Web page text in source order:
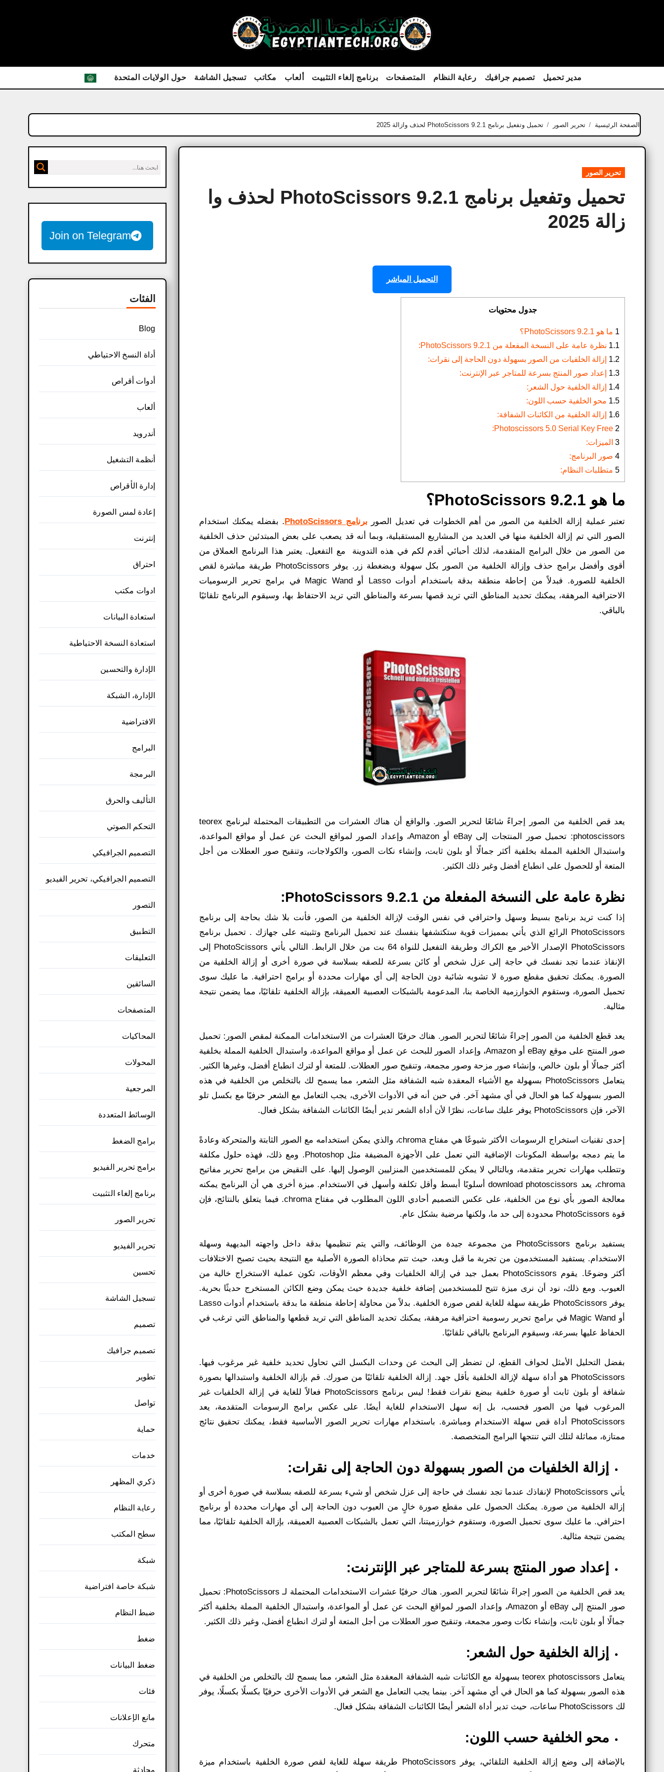
مدير تحميل تصميم جرافيك رعاية النظام المتصفحات برنامج إلغاء التثبيت ألعاب مكاتب تسجيل الشاشة حول الولايات المتحدة
الصفحة الرئيسية تحرير الصور تحميل وتفعيل برنامج PhotoScissors 9.2.1 لحذف وازالة 2025
تحرير الصور
تحميل وتفعيل برنامج PhotoScissors 9.2.1 لحذف وا
زالة 2025
التحميل المباشر
جدول محتويات
1 ما هو PhotoScissors 9.2.1؟
1.1 نظرة عامة على النسخة المفعلة من PhotoScissors 9.2.1:
1.2 إزالة الخلفيات من الصور بسهولة دون الحاجة إلى نقرات:
1.3 إعداد صور المنتج بسرعة للمتاجر عبر الإنترنت:
1.4 إزالة الخلفية حول الشعر:
1.5 محو الخلفية حسب اللون:
1.6 إزالة الخلفية من الكائنات الشفافة:
2
3 الميزات:
4 صور البرنامج:
5 متطلبات النظام:
ما هو PhotoScissors 9.2.1؟
تعتبر عملية إزالة الخلفية من الصور من أهم الخطوات في تعديل الصور برنامج PhotoScissors
. بفضله يمكنك استخدام
الصور التي تم إزالة الخلفية منها في العديد من المشاريع المستقبلية، وبما أنه قد يصعب على بعض المبتدئين حذف الخلفية
من الصور من خلال البرامج المتقدمة، لذلك أحبائي أقدم لكم في هذه التدوينة مع التفعيل. يعتبر هذا البرنامج العملاق من
أقوى وأفضل برامج حذف وإزالة الخلفية من الصور بكل سهولة وبضغطة زر. يوفر PhotoScissors طريقة مباشرة لقص
الخلفية للصورة. فبدلاً من إحاطة منطقة بدقة باستخدام أدوات Lasso أو Magic Wand في برامج تحرير الرسوميات
الاحترافية المرهقة، يمكنك تحديد المناطق التي تريد قصها بسرعة والمناطق التي تريد الاحتفاظ بها، وسيقوم البرنامج تلقائيًا
بالباقي.
يعد قص الخلفية من الصور إجراءً شائعًا لتحرير الصور. والواقع أن هناك العشرات من التطبيقات المحتملة لبرنامج teorex
photoscissors: تحميل صور المنتجات إلى eBay أو Amazon، وإعداد الصور لمواقع البحث عن عمل أو مواقع المواعدة،
واستبدال الخلفية المملة بخلفية أكثر جمالًا أو بلون ثابت، وإنشاء نكات الصور، والكولاجات، وتنقيح صور العطلات من أجل
المتعة أو للحصول على انطباع أفضل وغير ذلك الكثير.
نظرة عامة على النسخة المفعلة من PhotoScissors 9.2.1:
إذا كنت تريد برنامج بسيط وسهل واحترافي في نفس الوقت لإزالة الخلفية من الصور، فأنت بلا شك بحاجة إلى برنامج
PhotoScissors الرائع الذي يأتي بمميزات قوية ستكتشفها بنفسك عند تحميل البرنامج وتثبيته على جهازك . تحميل برنامج
PhotoScissors الإصدار الأخير مع الكراك وطريقة التفعيل للنواة 64 بت من خلال الرابط. التالي يأتي PhotoScissors إلى
الإنقاذ عندما تجد نفسك في حاجة إلى عزل شخص أو كائن بسرعة للصقه بسلاسة في صورة أخرى أو إزالة الخلفية من
الصورة. يمكنك تحقيق مقطع صورة لا تشوبه شائبة دون الحاجة إلى أي مهارات محددة أو برامج احترافية. ما عليك سوى
تحميل الصورة، وستقوم الخوارزمية الخاصة بنا، المدعومة بالشبكات العصبية العميقة، بإزالة الخلفية تلقائيًا، مما يضمن نتيجة
مثالية.
يعد قطع الخلفية من الصور إجراءً شائعًا لتحرير الصور. هناك حرفيًا العشرات من الاستخدامات الممكنة لمقص الصور: تحميل
صور المنتج على موقع eBay أو Amazon، وإعداد الصور للبحث عن عمل أو مواقع المواعدة، واستبدال الخلفية المملة بخلفية
أكثر جمالًا أو بلون خالص، وإنشاء صور مزحة وصور مجمعة، وتنقيح صور العطلات. للمتعة أو لترك انطباع أفضل، وغيرها الكثير.
يتعامل PhotoScissors بسهولة مع الأشياء المعقدة شبه الشفافة مثل الشعر، مما يسمح لك بالتخلص من الخلفية في هذه
الصور بسهولة كما هو الحال في أي مشهد آخر. في حين أنه في الأدوات الأخرى، يجب التعامل مع الشعر حرفيًا مع بكسل تلو
الآخر، فإن PhotoScissors يوفر عليك ساعات، نظرًا لأن أداة الشعر تدير أيضًا الكائنات الشفافة بشكل فعال.
إحدى تقنيات استخراج الرسومات الأكثر شيوعًا هي مفتاح chroma، والذي يمكن استخدامه مع الصور الثابتة والمتحركة وعادةً
ما يتم دمجه بواسطة المكونات الإضافية التي تعمل على الأجهزة المضيفة مثل Photoshop. ومع ذلك، فهذه حلول مكلفة
وتتطلب مهارات تحرير متقدمة، وبالتالي لا يمكن للمستخدمين المنزليين الوصول إليها. على النقيض من برامج تحرير مفاتيح
chroma، يعد download photoscissors أسلوبًا أبسط وأقل تكلفة وأسهل في الاستخدام. ميزة أخرى هي أن البرنامج يمكنه
معالجة الصور بأي نوع من الخلفية، على عكس التصميم أحادي اللون المطلوب في مفتاح chroma. فيما يتعلق بالنتائج، فإن
قوة PhotoScissors محدودة إلى حد ما، ولكنها مرضية بشكل عام.
يستفيد برنامج PhotoScissors من مجموعة جيدة من الوظائف، والتي يتم تنظيمها بدقة داخل واجهته البديهية وسهلة
الاستخدام. يستفيد المستخدمون من تجربة ما قبل وبعد، حيث تتم محاذاة الصورة الأصلية مع النتيجة بحيث تصبح الاختلافات
أكثر وضوحًا. يقوم PhotoScissors بعمل جيد في إزالة الخلفيات وفي معظم الأوقات، تكون عملية الاستخراج خالية من
العيوب. ومع ذلك، نود أن نرى ميزة تتيح للمستخدمين إضافة خلفية جديدة حيث يمكن وضع الكائن المستخرج حديثًا بحرية.
يوفر PhotoScissors طريقة سهلة للغاية لقص صورة الخلفية. بدلاً من محاولة إحاطة منطقة ما بدقة باستخدام أدوات Lasso
أو Magic Wand في برامج تحرير رسومية احترافية مرهقة، يمكنك تحديد المناطق التي تريد قطعها والمناطق التي ترغب في
الحفاظ عليها بسرعة، وسيقوم البرنامج بالباقي تلقائيًا.
بفضل التحليل الأمثل لحواف القطع، لن تضطر إلى البحث عن وحدات البكسل التي تحاول تحديد خلفية غير مرغوب فيها.
PhotoScissors هو أداة سهلة لإزالة الخلفية بأقل جهد. إزالة الخلفية تلقائيًا من صورك. قم بإزالة الخلفية واستبدالها بصورة
شفافة أو بلون ثابت أو صورة خلفية ببضع نقرات فقط! ليس برنامج PhotoScissors فعالاً للغاية في إزالة الخلفيات غير
المرغوب فيها من الصور فحسب، بل إنه سهل الاستخدام للغاية أيضًا. على عكس برامج الرسومات المتقدمة، يعد
PhotoScissors أداة قص سهلة الاستخدام ومباشرة. باستخدام مهارات تحرير الصور الأساسية فقط، يمكنك تحقيق نتائج
ممتازة، مماثلة لتلك التي تنتجها البرامج المتخصصة.
إزالة الخلفيات من الصور بسهولة دون الحاجة إلى نقرات:
يأتي PhotoScissors لإنقاذك عندما تجد نفسك في حاجة إلى عزل شخص أو شيء بسرعة للصقه بسلاسة في صورة أخرى أو
إزالة الخلفية من صورة. يمكنك الحصول على مقطع صورة خالٍ من العيوب دون الحاجة إلى أي مهارات محددة أو برنامج
احترافي. ما عليك سوى تحميل الصورة، وستقوم خوارزميتنا، التي تعمل بالشبكات العصبية العميقة، بإزالة الخلفية تلقائيًا، مما
يضمن نتيجة مثالية.
إعداد صور المنتج بسرعة للمتاجر عبر الإنترنت:
يعد قص الخلفية من الصور إجراءً شائعًا لتحرير الصور. هناك حرفيًا عشرات الاستخدامات المحتملة لـ PhotoScissors: تحميل
صور المنتج إلى eBay أو Amazon، وإعداد الصور لمواقع البحث عن عمل أو المواعدة، واستبدال الخلفية المملة بخلفية أكثر
جمالًا أو بلون ثابت، وإنشاء نكات وصور مجمعة، وتنقيح صور العطلات من أجل المتعة أو لترك انطباع أفضل، وغير ذلك الكثير.
إزالة الخلفية حول الشعر:
يتعامل teorex photoscissors بسهولة مع الكائنات شبه الشفافة المعقدة مثل الشعر، مما يسمح لك بالتخلص من الخلفية في
هذه الصور بسهولة كما هو الحال في أي مشهد آخر. بينما يجب التعامل مع الشعر في الأدوات الأخرى حرفيًا بكسلًا بكسلًا، يوفر
لك PhotoScissors ساعات، حيث تدير أداة الشعر أيضًا الكائنات الشفافة بشكل فعال.
محو الخلفية حسب اللون:
بالإضافة إلى وضع إزالة الخلفية التلقائي، يوفر PhotoScissors طريقة سهلة للغاية لقص صورة الخلفية باستخدام ميزة
Join on Telegram
الفئات
Blog
أداة النسخ الاحتياطي
أدوات أقراص
ألعاب
أندرويد
أنظمة التشغيل
إدارة الأقراص
إعادة لمس الصورة
إنترنت
احتراق
ادوات مكتب
استعادة البيانات
استعادة النسخة الاحتياطية
الإدارة والتحسين
الإدارة، الشبكة
الافتراضية
البرامج
البرمجة
التأليف والحرق
التحكم الصوتي
التصميم الجرافيكي
التصميم الجرافيكي، تحرير الفيديو
التصور
التطبيق
التعليقات
السائقين
المتصفحات
المحاكيات
المحولات
المرجعية
الوسائط المتعددة
برامج الضغط
برامج تحرير الفيديو
برنامج إلغاء التثبيت
تحرير الصور
تحرير الفيديو
تحسين
تسجيل الشاشة
تصميم
تصميم جرافيك
تطوير
تواصل
حماية
خدمات
ذكري المظهر
رعاية النظام
سطح المكتب
شبكة
شبكة خاصة افتراضية
ضبط النظام
ضغط
ضغط البيانات
فئات
مانع الإعلانات
متحرك
محادثة